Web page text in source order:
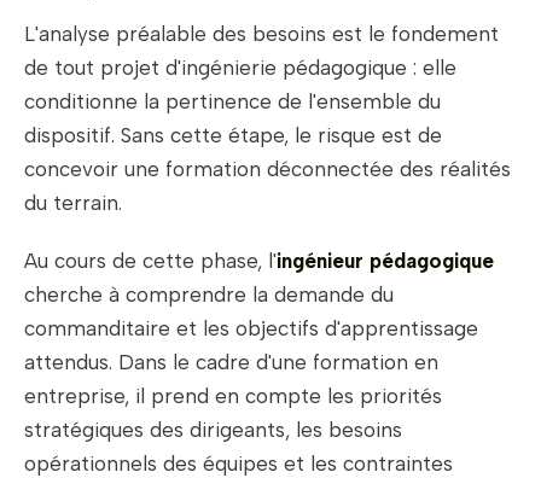
L'analyse préalable des besoins est le fondement
de tout projet d'ingénierie pédagogique : elle
conditionne la pertinence de l'ensemble du
dispositif. Sans cette étape, le risque est de
concevoir une formation déconnectée des réalités
du terrain.
Au cours de cette phase, l'ingénieur pédagogique
cherche à comprendre la demande du
commanditaire et les objectifs d'apprentissage
attendus. Dans le cadre d'une formation en
entreprise, il prend en compte les priorités
stratégiques des dirigeants, les besoins
opérationnels des équipes et les contraintes